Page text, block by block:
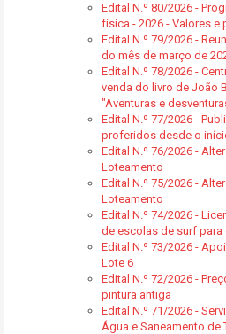
Edital N.º 80/2026 -
física - 2026 - Valores e
Edital N.º 79/2026 -
do mês de março de
Edital N.º 78/2026 -
venda do livro de João
"Aventuras e
Edital N.º 77/2026 -
proferidos desde o
Edital N.º 76/2026 -
Loteamento
Edital N.º 75/2026 -
Loteamento
Edital N.º 74/2026 -
de escolas de surf para
Edital N.º 73/2026 -
Lote 6
Edital N.º 72/2026 -
pintura antiga
Edital N.º 71/2026 -
Água e Saneamento de